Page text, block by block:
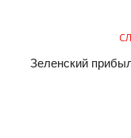
Зеленский